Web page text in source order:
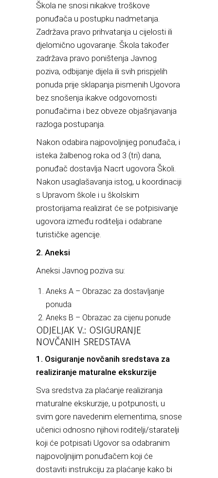
Škola ne snosi nikakve troškove
ponuđača u postupku nadmetanja.
Zadržava pravo prihvatanja u cijelosti ili
djelomično ugovaranje. Škola također
zadržava pravo poništenja Javnog
poziva, odbijanje dijela ili svih prispjelih
ponuda prije sklapanja pismenih Ugovora
bez snošenja ikakve odgovornosti
ponuđačima i bez obveze objašnjavanja
razloga postupanja.
Nakon odabira najpovoljnijeg ponuđača, i
isteka žalbenog roka od 3 (tri) dana,
ponuđač dostavlja Nacrt ugovora Školi.
Nakon usaglašavanja istog, u koordinaciji
s Upravom škole i u školskim
prostorijama realizirat će se potpisivanje
ugovora između roditelja i odabrane
turističke agencije.
2. Aneksi
Aneksi Javnog poziva su:
Aneks A – Obrazac za dostavljanje
ponuda
Aneks B – Obrazac za cijenu ponude
ODJELJAK V.: OSIGURANJE
NOVČANIH SREDSTAVA
1. Osiguranje novčanih sredstava za
realiziranje maturalne ekskurzije
Sva sredstva za plaćanje realiziranja
maturalne ekskurzije, u potpunosti, u
svim gore navedenim elementima, snose
učenici odnosno njihovi roditelji/staratelji
koji će potpisati Ugovor sa odabranim
najpovoljnijim ponuđačem koji će
dostaviti instrukciju za plaćanje kako bi